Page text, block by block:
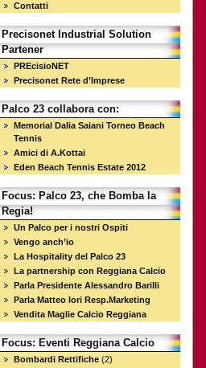
Contatti
Precisonet Industrial Solution
Partener
PREcisioNET
Precisonet Rete d’Imprese
Palco 23 collabora con:
Memorial Dalia Saiani Torneo Beach
Tennis
Amici di A.Kottai
Eden Beach Tennis Estate 2012
Focus: Palco 23, che Bomba la
Regia!
Un Palco per i nostri Ospiti
Vengo anch’io
La Hospitality del Palco 23
La partnership con Reggiana Calcio
Parla Presidente Alessandro Barilli
Parla Matteo Iori Resp.Marketing
Vendita Maglie Calcio Reggiana
Focus: Eventi Reggiana Calcio
Bombardi Rettifiche (2)